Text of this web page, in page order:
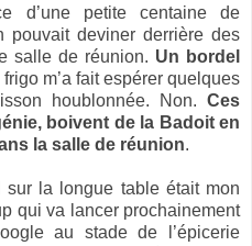
d’une petite centaine de
pouvait deviner derrière des
salle de réunion. Un bordel
frigo m’a fait espérer quelques
houblonnée. Non. Ces
boivent de la Badoit en
la salle de réunion.
sur la longue table était mon
qui va lancer prochainement
au stade de l’épicerie